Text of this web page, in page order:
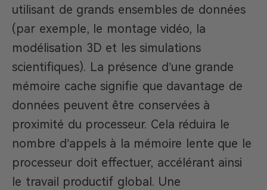
utilisant de grands ensembles de données
(par exemple, le montage vidéo, la
modélisation 3D et les simulations
scientifiques). La présence d’une grande
mémoire cache signifie que davantage de
données peuvent être conservées à
proximité du processeur. Cela réduira le
nombre d’appels à la mémoire lente que le
processeur doit effectuer, accélérant ainsi
le travail productif global. Une